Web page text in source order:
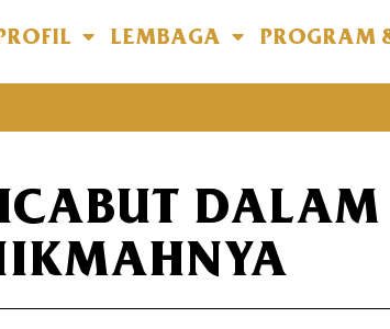
LEMBAGA PROGRAM